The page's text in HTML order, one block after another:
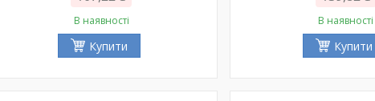
В наявності
Купити
В наявності
Купити